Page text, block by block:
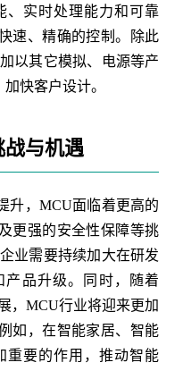
、实时处理能力和可靠
速、精确的控制。除此
以其它模拟、电源等产
快客户设计。
与机遇
升，MCU面临着更高的
更强的安全性保障等挑
业需要持续加大在研发
品升级。同时，随着
，MCU行业将迎来更加
如，在智能家居、智能
重要的作用，推动智能